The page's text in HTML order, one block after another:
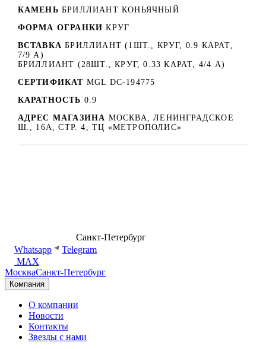
КАМЕНЬ БРИЛЛИАНТ КОНЬЯЧНЫЙ
ФОРМА ОГРАНКИ КРУГ
ВСТАВКА БРИЛЛИАНТ (1ШТ., КРУГ, 0.9 КАРАТ,
7/9 А)
БРИЛЛИАНТ (28ШТ., КРУГ, 0.33 КАРАТ, 4/4 А)
СЕРТИФИКАТ MGL DC-194775
КАРАТНОСТЬ 0.9
АДРЕС МАГАЗИНА МОСКВА, ЛЕНИНГРАДСКОЕ
Ш., 16А, СТР. 4, ТЦ «МЕТРОПОЛИС»
Санкт-Петербург
Whatsapp
Telegram
MAX
МоскваСанкт-Петербург
Компания
О компании
Новости
Контакты
Звезды с нами